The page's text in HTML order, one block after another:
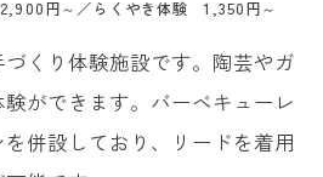
円～／らくやき体験 1,350円～
くり体験施設です。陶芸やガ
ができます。バーベキューレ
併設しており、リードを着用